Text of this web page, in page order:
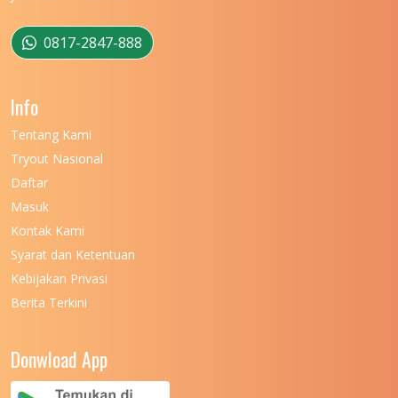
UNIVERSITAS MULAWARMAN
UNIVERSITAS MUSAMUS
UNIVERSITAS NEGERI KHAIRUN
UNIVERSITAS NEGERI MANADO
UNIVERSITAS NEGERI MEDAN
UNIVERSITAS NEGERI PADANG
UNIVERSITAS NUSA CENDANA
0817-2847-888
Info
Tentang Kami
Tryout Nasional
Daftar
Masuk
Kontak Kami
Syarat dan Ketentuan
Kebijakan Privasi
Berita Terkini
Donwload App